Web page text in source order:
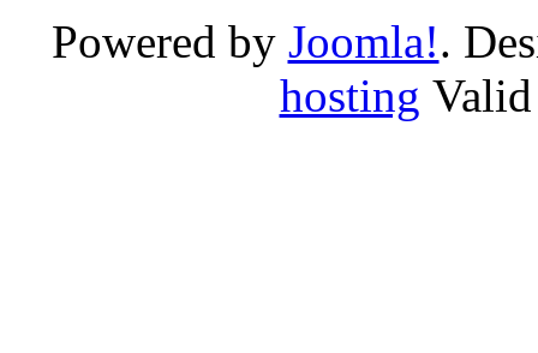
Powered by Joomla!.
hosting